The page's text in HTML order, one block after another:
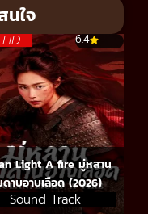
นใจ
6.4
Light A fire มู่หลาน
าบอาบเลือด (2026)
Sound Track